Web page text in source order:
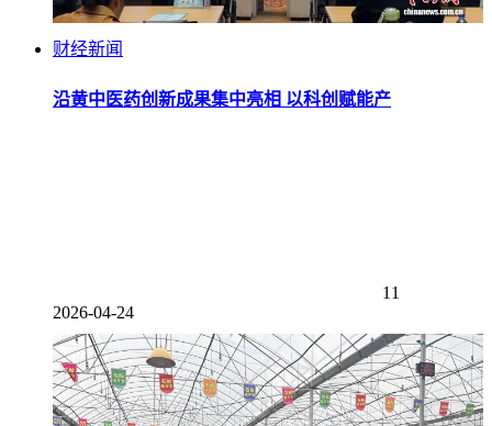
财经新闻
沿黄中医药创新成果集中亮相 以科创赋能产
11
2026-04-24